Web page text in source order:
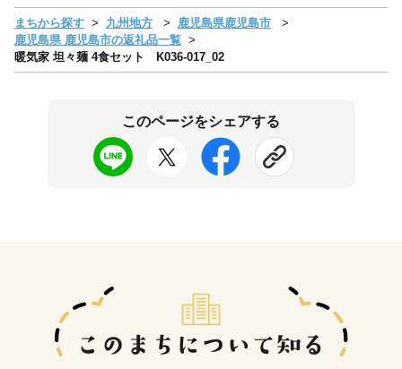
まちから探す 九州地方
鹿児島県鹿児島市
鹿児島県 鹿児島市の返礼品一覧
暖気家 坦々麺 4食セット K036-017_02
このページをシェアする